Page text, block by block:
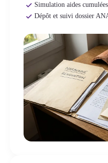
Simulation aides
Dépôt et suivi dossier